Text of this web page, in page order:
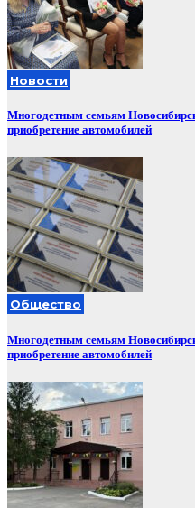
Новости
Многодетным семьям
приобретение автомобилей
Общество
Многодетным семьям
приобретение автомобилей